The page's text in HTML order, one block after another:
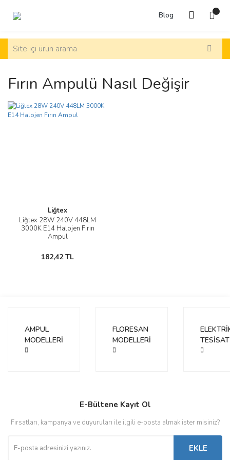
Blog
Fırın Ampulü Nasıl Değişir
Liğtex
Liğtex 28W 240V 448LM
3000K E14 Halojen Fırın
Ampul
182,42 TL
AMPUL
MODELLERİ
FLORESAN
MODELLERİ
TESİSAT
E-Bültene Kayıt Ol
Fırsatları, kampanya ve duyuruları ile ilgili e-posta almak ister misiniz?
EKLE